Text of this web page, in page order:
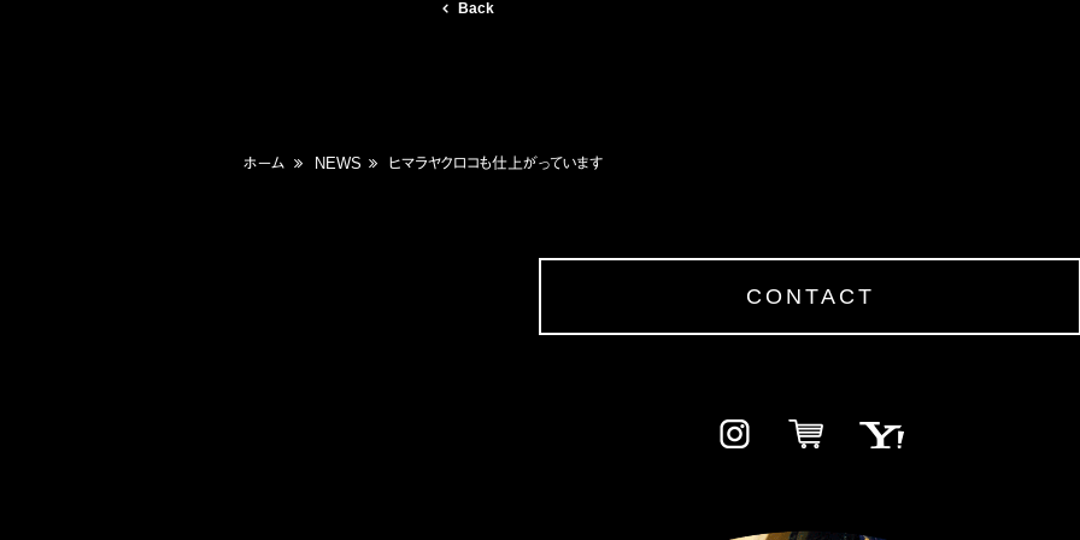
Back
ホーム NEWS ヒマラヤクロコも仕上がっています
CONTACT